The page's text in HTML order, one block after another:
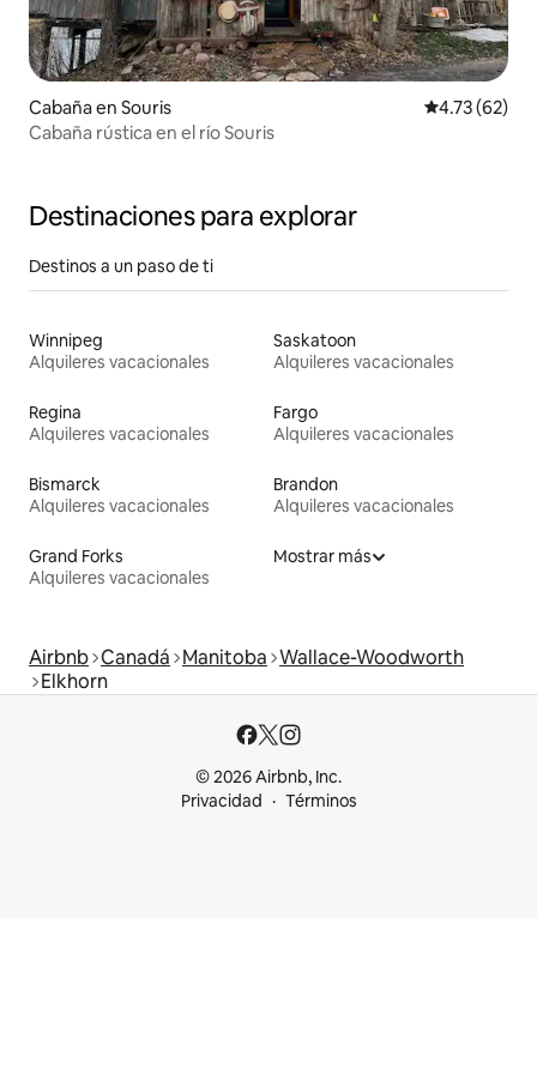
Cabaña en Souris Calificación
4.73 (62)
Cabaña rústica en el río Souris
Destinaciones para explorar
Destinos a un paso de ti
Winnipeg
Alquileres vacacionales
Saskatoon
Alquileres vacacionales
Regina
Alquileres vacacionales
Fargo
Alquileres vacacionales
Bismarck
Alquileres vacacionales
Brandon
Alquileres vacacionales
Grand Forks
Alquileres vacacionales
Mostrar más
Airbnb Canadá Manitoba Wallace-Woodworth
Elkhorn
© 2026 Airbnb, Inc.
Privacidad
Términos